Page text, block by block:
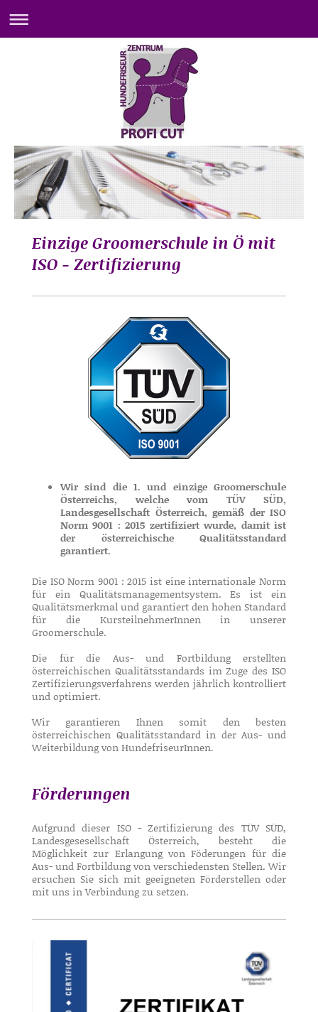
Einzige Groomerschule in Ö mit
ISO - Zertifizierung
Wir sind die 1. und einzige Groomerschule
Österreichs, welche vom TÜV SÜD,
Landesgesellschaft Österreich, gemäß der ISO
Norm 9001 : 2015 zertifiziert wurde, damit ist
der österreichische Qualitätsstandard
garantiert.
Die ISO Norm 9001 : 2015 ist eine internationale Norm
für ein Qualitätsmanagementsystem. Es ist ein
Qualitätsmerkmal und garantiert den hohen Standard
für die KursteilnehmerInnen in unserer
Groomerschule.
Die für die Aus- und Fortbildung erstellten
österreichischen Qualitätsstandards im Zuge des ISO
Zertifizierungsverfahrens werden jährlich kontrolliert
und optimiert.
Wir garantieren Ihnen somit den besten
österreichischen Qualitätsstandard in der Aus- und
Weiterbildung von HundefriseurInnen.
Förderungen
Aufgrund dieser ISO - Zertifizierung des TÜV SÜD,
Landesgesesellschaft Österreich, besteht die
Möglichkeit zur Erlangung von Föderungen für die
Aus- und Fortbildung von verschiedensten Stellen. Wir
ersuchen Sie sich mit geeigneten Förderstellen oder
mit uns in Verbindung zu setzen.